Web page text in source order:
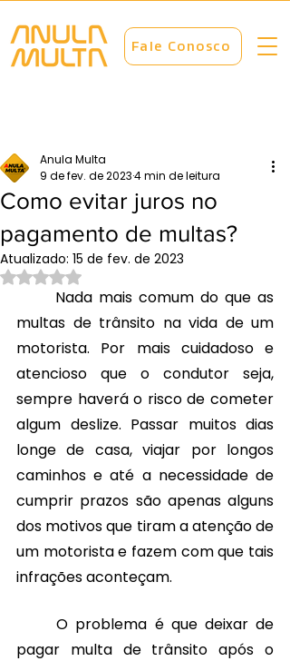
Fale Conosco
Como evitar juros no
pagamento de multas?
Anula Multa
9 de fev. de 20234 min de leitura
Atualizado: 15 de fev. de 2023
Avaliado com NaN de 5 estrelas.
multas de trânsito na vida de um
motorista. Por mais cuidadoso e
atencioso que o condutor seja,
sempre haverá o risco de cometer
algum deslize. Passar muitos dias
longe de casa, viajar por longos
caminhos e até a necessidade de
cumprir prazos são apenas alguns
dos motivos que tiram a atenção de
um motorista e fazem com que tais
infrações aconteçam.
	O problema é que deixar de
pagar multa de trânsito após o